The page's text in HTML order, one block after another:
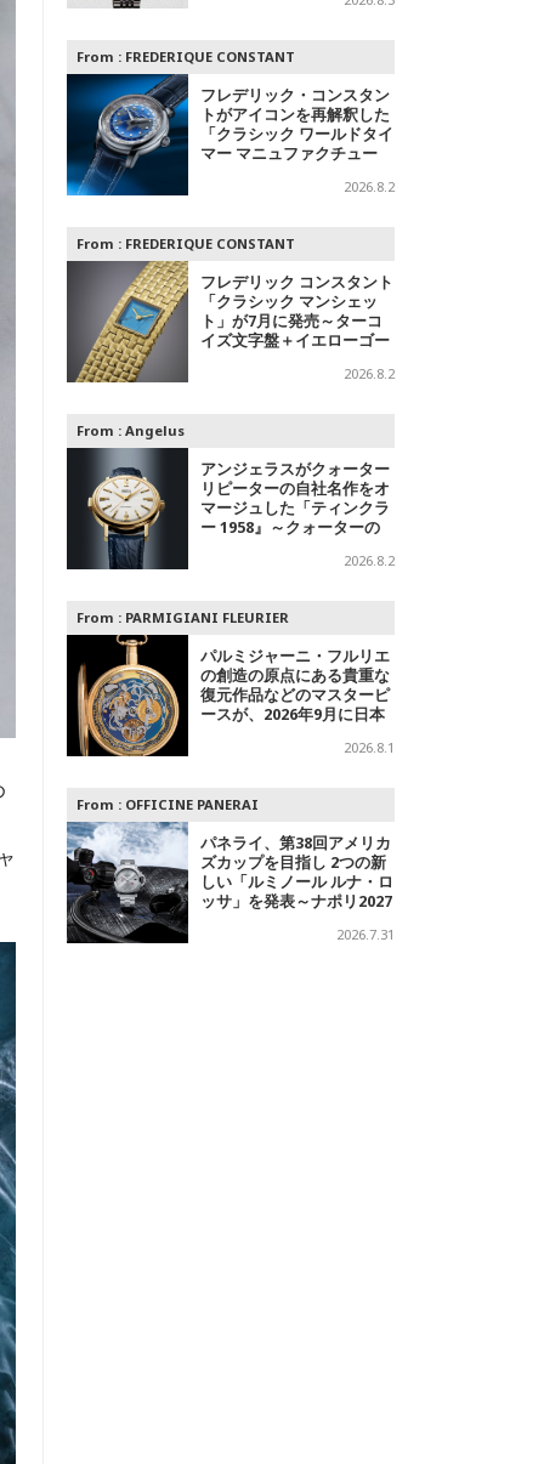
From : FREDERIQUE CONSTANT
フレデリック・コンスタン
トがアイコンを再解釈した
「クラシック ワールドタイ
マー マニュファクチュー
2026.8.2
From : FREDERIQUE CONSTANT
フレデリック コンスタント
「クラシック マンシェッ
ト」が7月に発売～ターコ
イズ文字盤＋イエローゴー
字盤＋スチールの2モデル
2026.8.2
From : Angelus
アンジェラスがクォーター
リピーターの自社名作をオ
マージュした「ティンクラ
ー 1958』～クォーターの
2026.8.2
From : PARMIGIANI FLEURIER
パルミジャーニ・フルリエ
の創造の原点にある貴重な
復元作品などのマスターピ
ースが、2026年9月に日本
2026.8.1
From : OFFICINE PANERAI
パネライ、第38回アメリカ
ズカップを目指し 2つの新
しい「ルミノール ルナ・ロ
ッサ」を発表～ナポリ2027
2026.7.31